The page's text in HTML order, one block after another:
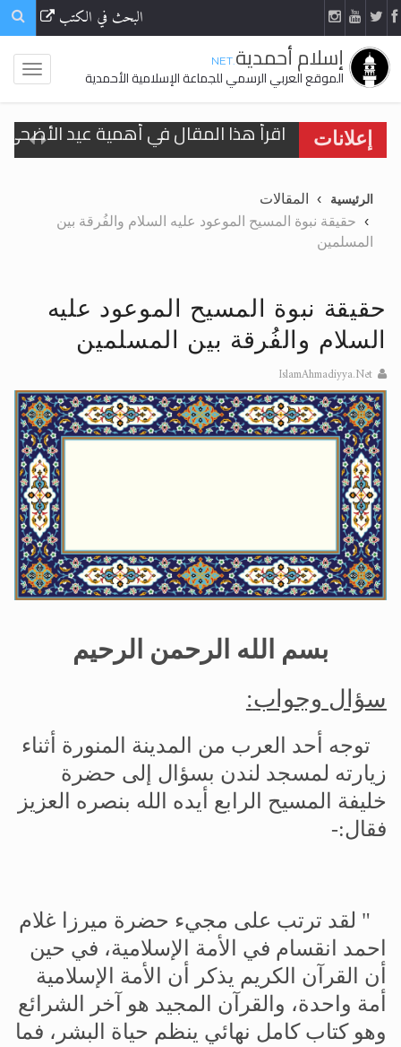
البحث في الكتب
إسلام أحمدية.NET
الموقع العربي الرسمي للجماعة الإسلامية الأحمدية
إعلانات
اقرأ هذا المقال في أهمية عيد
تعميم هامّ لأفراد الجماعة >> المزيد
اقرأ هذا الكتاب وتعرّف على حقيقة
الحجّ.. دلالات، حِكم، وأهداف >> المزيد
اقرأ هذا المقال في أهمية عيد
الرئيسية
المقالات
حقيقة نبوة المسيح الموعود عليه السلام والفُرقة بين
المسلمين
حقيقة نبوة المسيح الموعود عليه
السلام والفُرقة بين المسلمين
IslamAhmadiyya.Net
بسم الله الرحمن الرحيم
سؤال وجواب:
توجه أحد العرب من المدينة المنورة أثناء
زيارته لمسجد لندن بسؤال إلى حضرة
خليفة
المسيح الرابع أيده الله بنصره
العزيز
فقال:-
" لقد ترتب على مجيء حضرة ميرزا
غلام
احمد
انقسام في الأمة الإسلامية، في حين
أن
القرآن الكريم يذكر أن الأمة
الإسلامية
أمة واحدة، والقرآن المجيد هو آخر
الشرائع
وهو كتاب كامل نهائي ينظم حياة البشر، فما